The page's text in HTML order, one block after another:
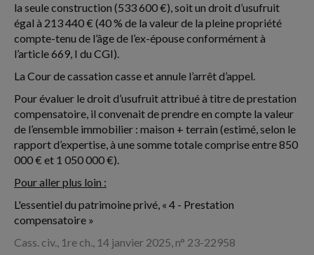
la seule construction (533 600 €), soit un droit d’usufruit
égal à 213 440 € (40 % de la valeur de la pleine propriété
compte-tenu de l’âge de l’ex-épouse conformément à
l’article 669, I du CGI).
La Cour de cassation casse et annule l’arrêt d’appel.
Pour évaluer le droit d’usufruit attribué à titre de prestation
compensatoire, il convenait de prendre en compte la valeur
de l’ensemble immobilier : maison + terrain (estimé, selon le
rapport d’expertise, à une somme totale comprise entre 850
000 € et 1 050 000 €).
Pour aller plus loin :
L'essentiel du patrimoine privé, « 4 - Prestation
compensatoire »
Cass. civ., 1re ch., 14 janvier 2025, n° 23-22958